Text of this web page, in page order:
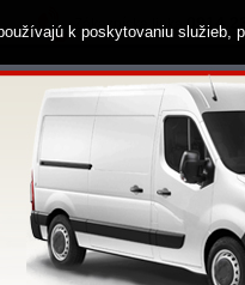
Zákaznícka linka 0914
k poskytovaniu